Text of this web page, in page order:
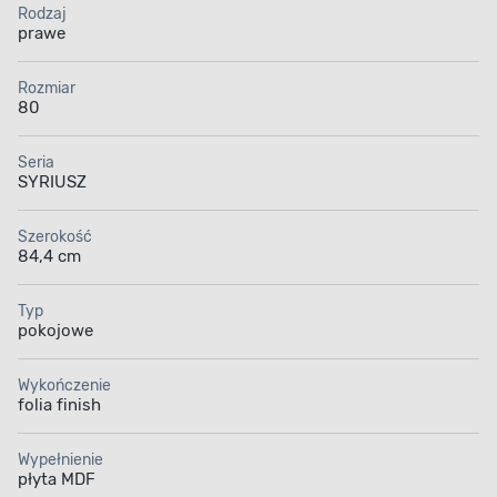
PŁYTA MDF
Wieloletnia inwestycja
Rodzaj
prawe
Rozmiar
80
Seria
SYRIUSZ
Szerokość
84,4 cm
Typ
pokojowe
Wykończenie
folia finish
Wypełnienie
płyta MDF